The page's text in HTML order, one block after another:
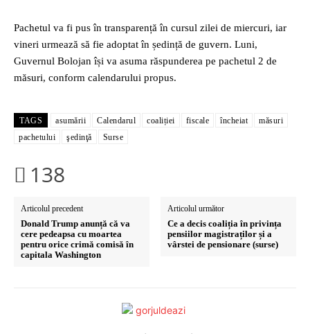
Pachetul va fi pus în transparență în cursul zilei de miercuri, iar
vineri urmează să fie adoptat în ședință de guvern. Luni,
Guvernul Bolojan își va asuma răspunderea pe pachetul 2 de
măsuri, conform calendarului propus.
TAGS asumării Calendarul coaliției fiscale încheiat
măsuri
pachetului
şedinţă Surse
138
Articolul precedent
Donald Trump anunță că va
cere pedeapsa cu moartea
pentru orice crimă comisă în
capitala Washington
Articolul următor
Ce a decis coaliția în privința
pensiilor magistraților și a
vârstei de pensionare (surse)